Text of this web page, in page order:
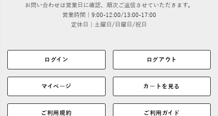
お問い合わせは営業日に確認、順次ご返信させていただきます。
営業時間｜9:00-12:00/13:00-17:00
定休日｜土曜日/日曜日/祝日
ログイン ログアウト
マイページ カートを見る
ご利用規約 ご利用ガイド